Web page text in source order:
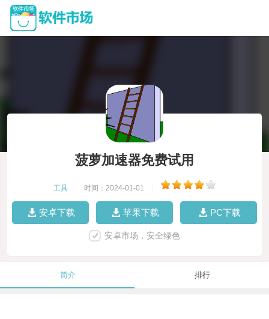
菠萝加速器免费试用
工具 时间：2024-01-01
安卓下载 苹果下载 PC下载
安卓市场，安全绿色
简介 排行